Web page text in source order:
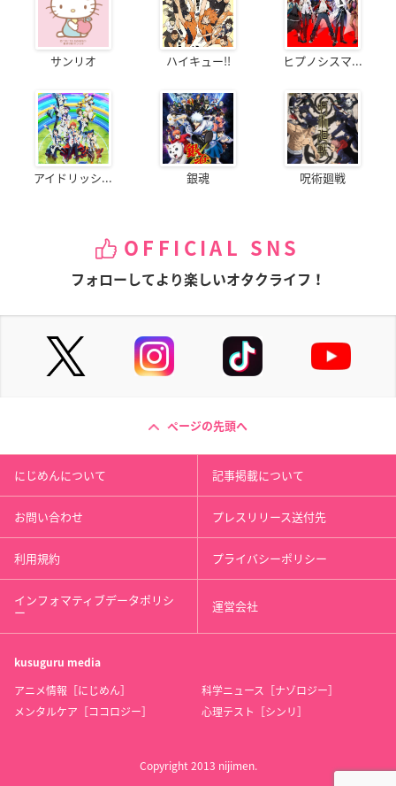
サンリオ ハイキュー!! ヒプノシスマ...
アイドリッシ... 銀魂 呪術廻戦
OFFICIAL SNS
フォローしてより楽しいオタクライフ！
ページの先頭へ
にじめんについて 記事掲載について
お問い合わせ プレスリリース送付先
利用規約 プライバシーポリシー
インフォマティブデータポリシ
ー 運営会社
kusuguru media
アニメ情報［にじめん］
科学ニュース［ナゾロジー］
メンタルケア［ココロジー］
心理テスト［シンリ］
Copyright 2013 nijimen.